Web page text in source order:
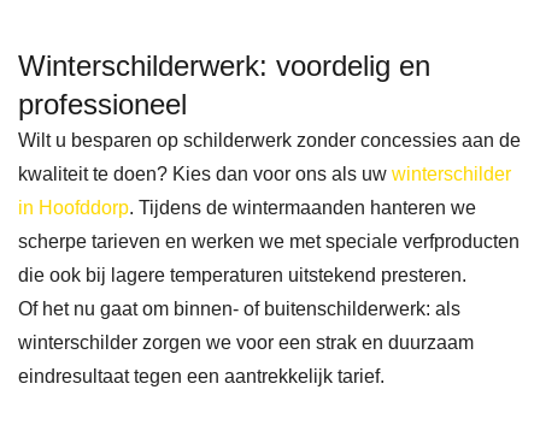
het
verd
e
werk
, en
Ben
Zz
raad
ik
mijn
num
1
Winterschilderwerk: voordelig en
professioneel
Wilt u besparen op schilderwerk zonder concessies aan de
kwaliteit te doen? Kies dan voor ons als uw winterschilder
in Hoofddorp. Tijdens de wintermaanden hanteren we
scherpe tarieven en werken we met speciale verfproducten
die ook bij lagere temperaturen uitstekend presteren.
Of het nu gaat om binnen- of buitenschilderwerk: als
winterschilder zorgen we voor een strak en duurzaam
eindresultaat tegen een aantrekkelijk tarief.